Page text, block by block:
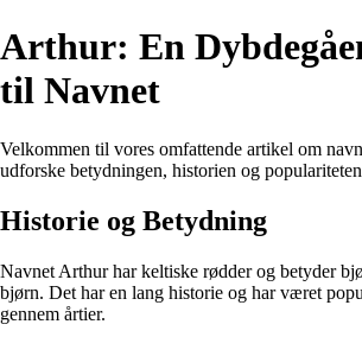
Arthur: En
til Navnet
Velkommen til vores omfattende artikel om
udforske betydningen, historien og
Historie og Betydning
Navnet Arthur har keltiske rødder og betyder
bjørn. Det har en lang historie og har været
gennem årtier.